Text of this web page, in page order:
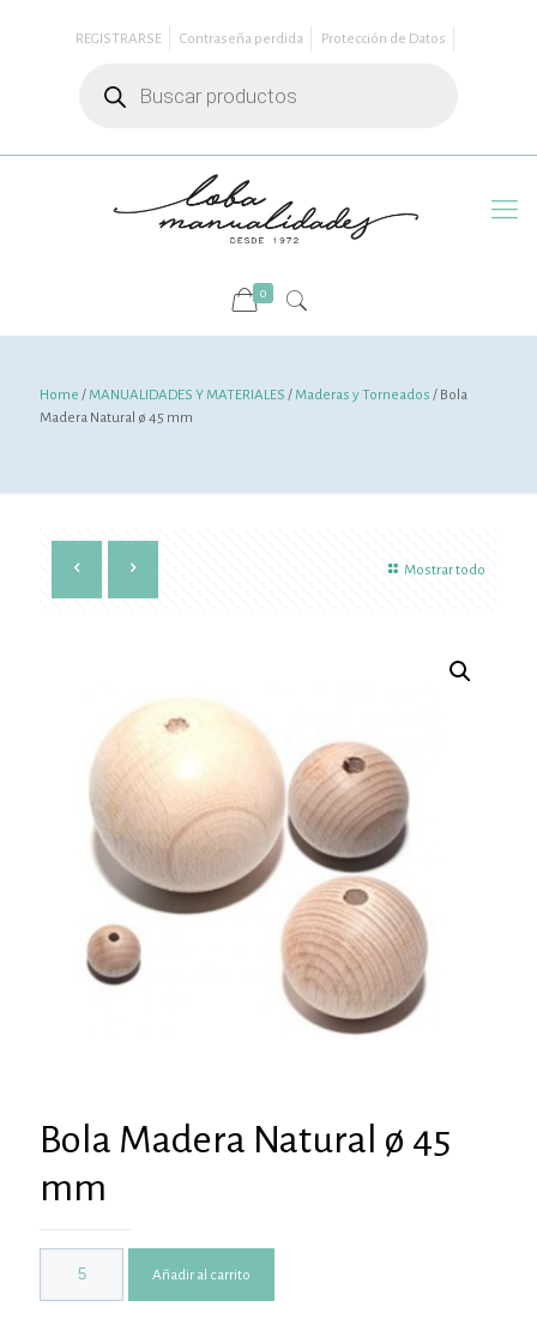
REGISTRARSE Contraseña perdida
Protección de Datos
productos
0
Home /MANUALIDADES Y MATERIALES /Maderas y Torneados / Bola
Madera Natural ø 45 mm
Mostrar todo
Bola Madera Natural ø 45
mm
Añadir al carrito